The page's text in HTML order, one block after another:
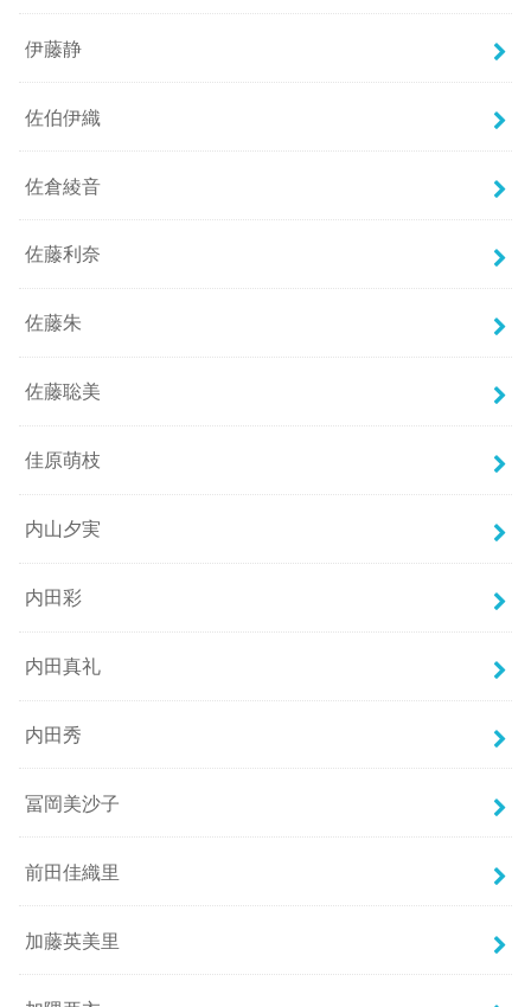
伊藤静
佐伯伊織
佐倉綾音
佐藤利奈
佐藤朱
佐藤聡美
佳原萌枝
内山夕実
内田彩
内田真礼
内田秀
冨岡美沙子
前田佳織里
加藤英美里